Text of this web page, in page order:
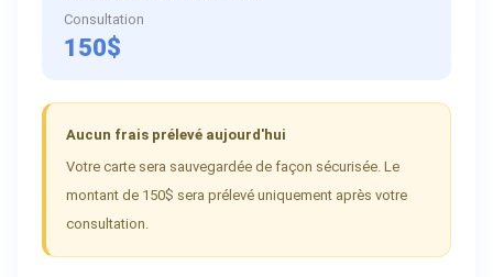
Consultation
150$
Aucun frais prélevé aujourd'hui
Votre carte sera sauvegardée de façon sécurisée. Le
montant de 150$ sera prélevé uniquement après votre
consultation.